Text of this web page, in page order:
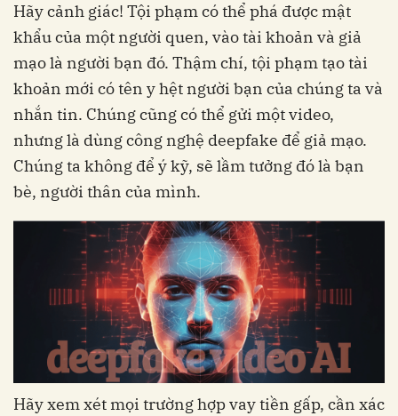
Hãy cảnh giác! Tội phạm có thể phá được mật
khẩu của một người quen, vào tài khoản và giả
mạo là người bạn đó. Thậm chí, tội phạm tạo tài
khoản mới có tên y hệt người bạn của chúng ta và
nhắn tin. Chúng cũng có thể gửi một video,
nhưng là dùng công nghệ deepfake để giả mạo.
Chúng ta không để ý kỹ, sẽ lầm tưởng đó là bạn
bè, người thân của mình.
Hãy xem xét mọi trường hợp vay tiền gấp, cần xác